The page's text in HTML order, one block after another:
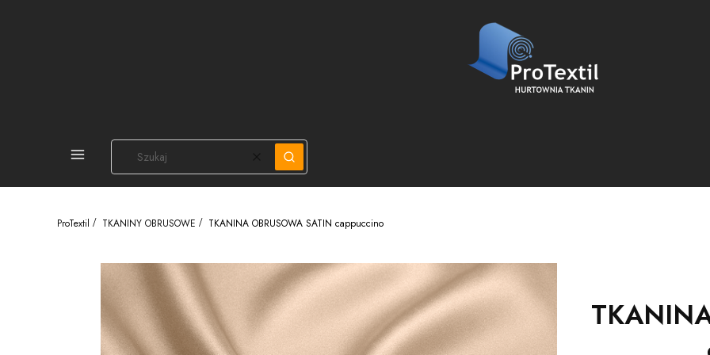
PEŁNA OFERTA
WyczyśćSzukaj
ProTextil TKANINY OBRUSOWE TKANINA OBRUSOWA SATIN cappuccino